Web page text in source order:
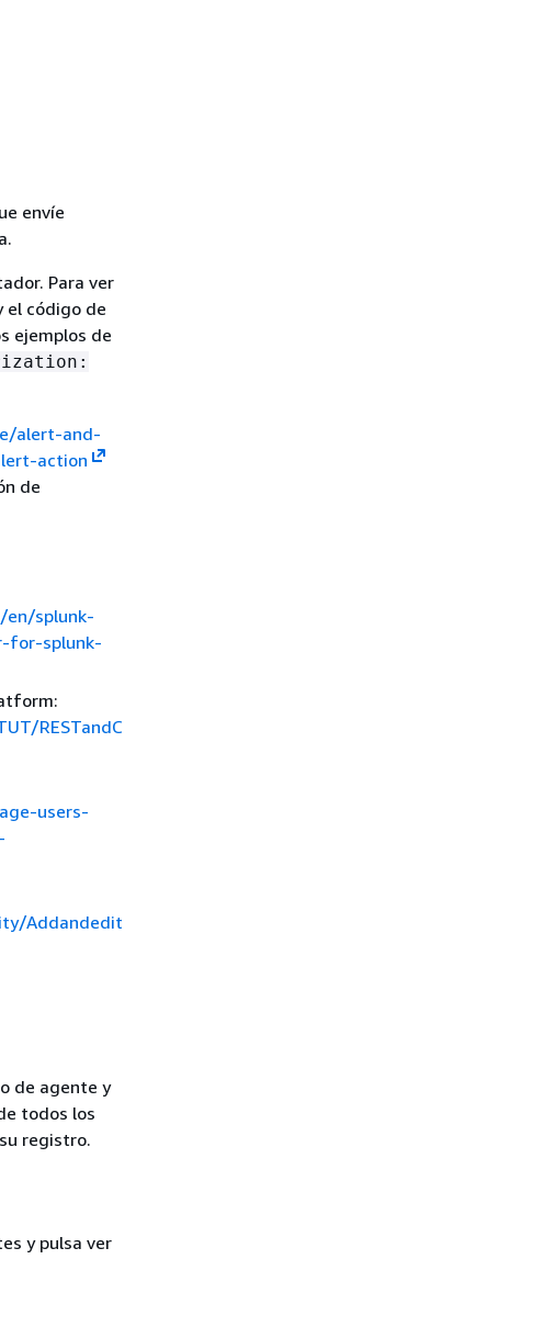
envíe
Para ver
el código de
ejemplos de
alert-and-
action
de
en/splunk-
for-splunk-
RESTandC
users-
Addandedit
de agente y
todos los
registro.
y pulsa ver